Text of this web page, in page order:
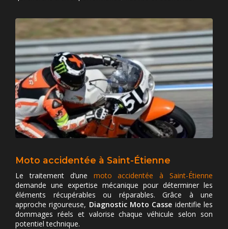
Moto accidentée à Saint-Étienne
Le traitement d’une moto accidentée à Saint-Étienne
demande une expertise mécanique pour déterminer les
éléments récupérables ou réparables. Grâce à une
approche rigoureuse, Diagnostic Moto Casse identifie les
dommages réels et valorise chaque véhicule selon son
potentiel technique.